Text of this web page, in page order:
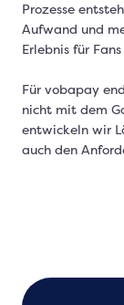
Prozesse
Aufwand und
Erlebnis für
Für vobapay
nicht mit dem
entwickeln wir
auch den